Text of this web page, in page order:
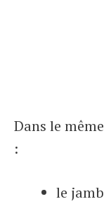
Dans le
:
le